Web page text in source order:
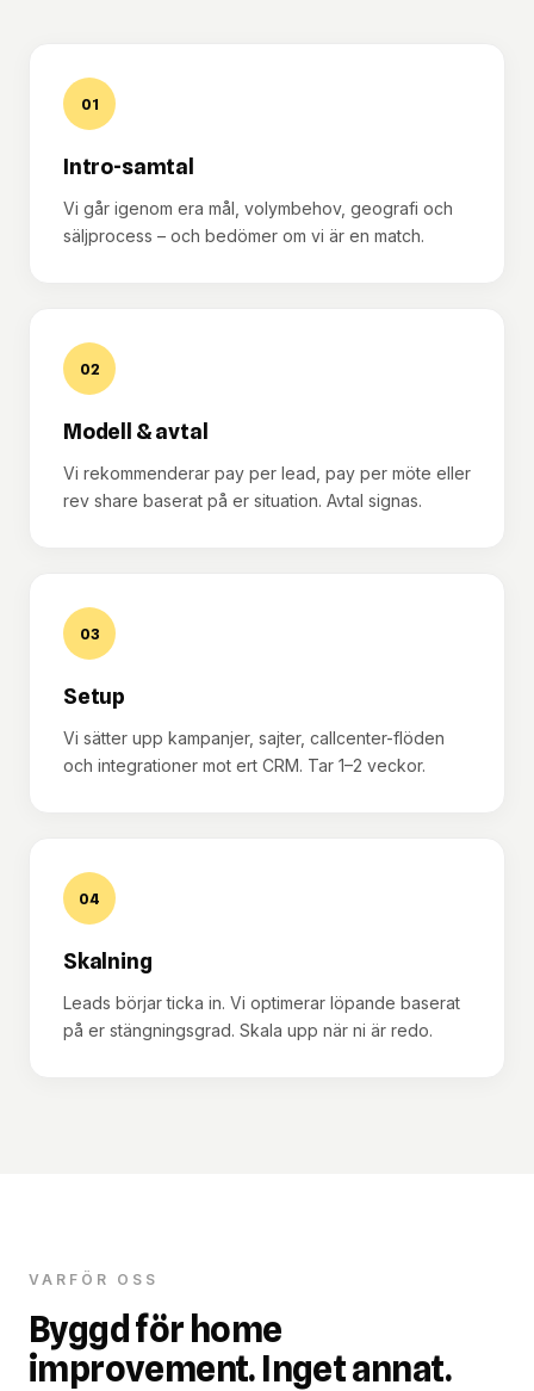
01
Intro-samtal
Vi går igenom era mål, volymbehov, geografi och
säljprocess – och bedömer om vi är en match.
02
Modell & avtal
Vi rekommenderar pay per lead, pay per möte eller
rev share baserat på er situation. Avtal signas.
03
Setup
Vi sätter upp kampanjer, sajter, callcenter-flöden
och integrationer mot ert CRM. Tar 1–2 veckor.
04
Skalning
Leads börjar ticka in. Vi optimerar löpande baserat
på er stängningsgrad. Skala upp när ni är redo.
VARFÖR OSS
Byggd för home
improvement. Inget annat.